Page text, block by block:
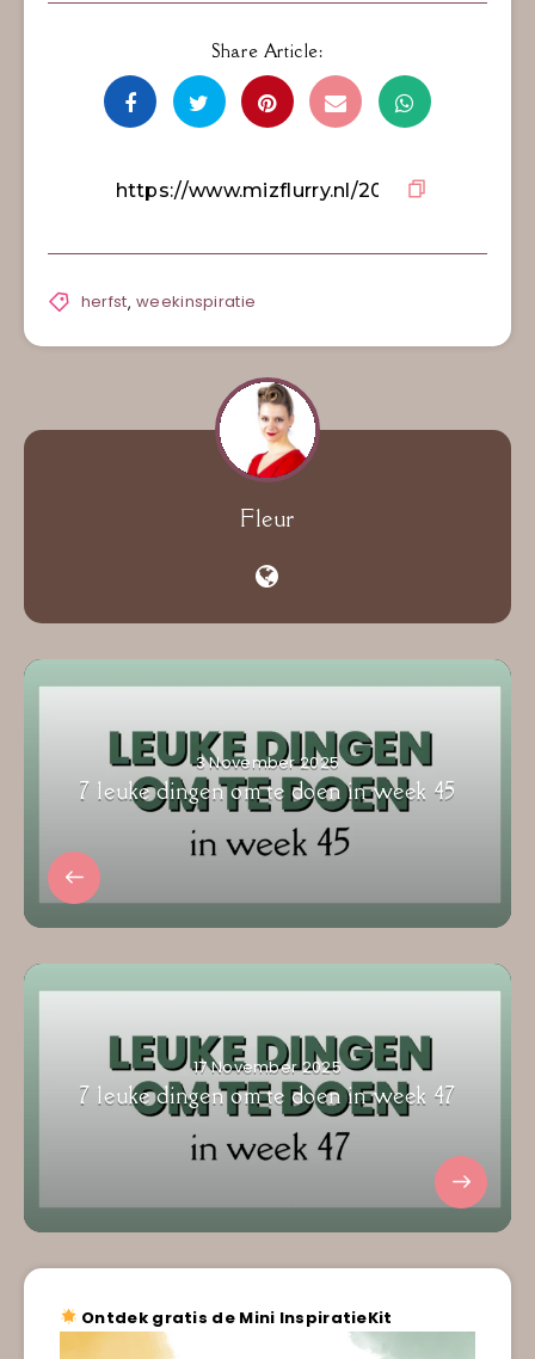
Share Article:
herfst,weekinspiratie
Fleur
3 November 2025
7 leuke dingen om te doen in week 45
17 November 2025
7 leuke dingen om te doen in week 47
Ontdek gratis de Mini InspiratieKit